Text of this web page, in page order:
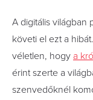
A digitális világban
követi el ezt a
véletlen, hogy a
érint szerte a
szenvedőknél